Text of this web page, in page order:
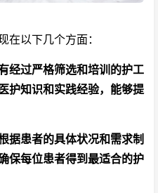
以下几个方面：
经过严格筛选和培训的护工
护知识和实践经验，能够提
据患者的具体状况和需求制
保每位患者得到最适合的护